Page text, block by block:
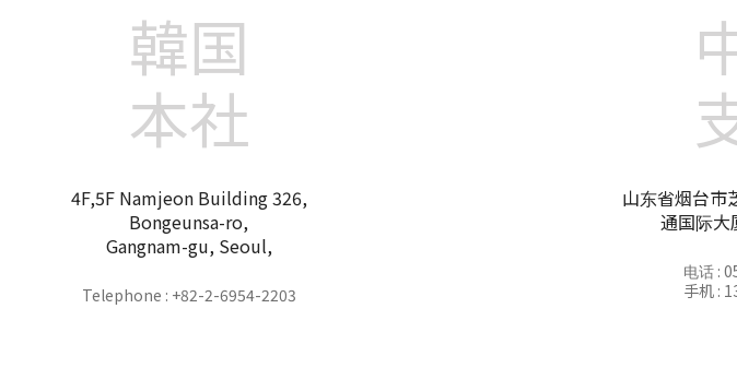
韓国
本社
4F,5F Namjeon Building 326,
Bongeunsa-ro,
Gangnam-gu, Seoul,
Telephone : +82-2-6954-2203
山东省烟台市
通国际大
电话 :
手机 :